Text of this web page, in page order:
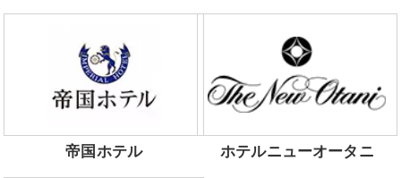
帝国ホテル ホテルニューオータニ